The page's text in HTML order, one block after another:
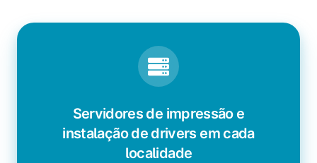
Servidores de impressão e
instalação de drivers em cada
localidade